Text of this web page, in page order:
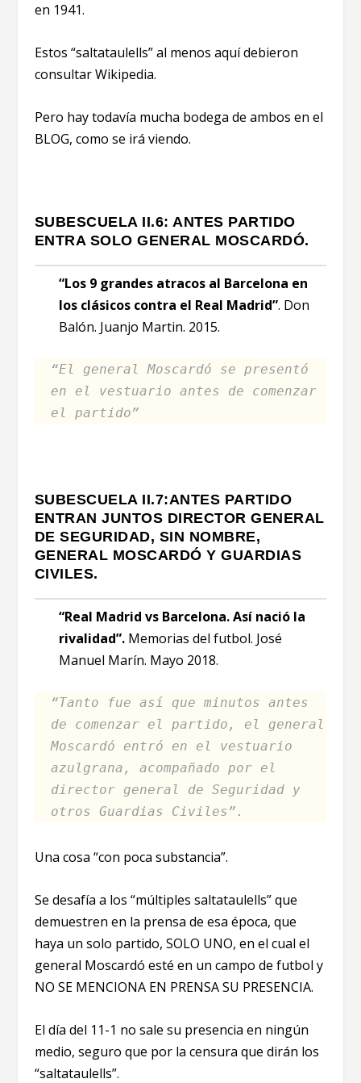
en 1941.
Estos “saltataulells” al menos aquí debieron
consultar Wikipedia.
Pero hay todavía mucha bodega de ambos en el
BLOG, como se irá viendo.
SUBESCUELA II.6: ANTES PARTIDO
ENTRA SOLO GENERAL MOSCARDÓ.
“Los 9 grandes atracos al Barcelona en
los clásicos contra el Real Madrid”. Don
Balón. Juanjo Martin. 2015.
“El general Moscardó se presentó
en el vestuario antes de comenzar
el partido”
SUBESCUELA II.7:ANTES PARTIDO
ENTRAN JUNTOS DIRECTOR GENERAL
DE SEGURIDAD, SIN NOMBRE,
GENERAL MOSCARDÓ Y GUARDIAS
CIVILES.
“Real Madrid vs Barcelona. Así nació la
rivalidad”.Memorias del futbol. José
Manuel Marín. Mayo 2018.
“Tanto fue así que minutos antes
de comenzar el partido, el general
Moscardó entró en el vestuario
azulgrana, acompañado por el
director general de Seguridad y
otros Guardias Civiles”.
Una cosa “con poca substancia”.
Se desafía a los “múltiples saltataulells” que
demuestren en la prensa de esa época, que
haya un solo partido, SOLO UNO, en el cual el
general Moscardó esté en un campo de futbol y
NO SE MENCIONA EN PRENSA SU PRESENCIA.
El día del 11-1 no sale su presencia en ningún
medio, seguro que por la censura que dirán los
“saltataulells”.